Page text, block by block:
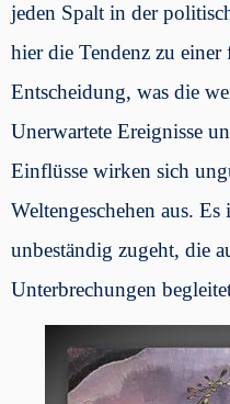
jeden Spalt in der
hier die Tendenz zu einer
Entscheidung, was die
Unerwartete Ereignisse
Einflüsse wirken sich
Weltengeschehen aus.
unbeständig zugeht, die
Unterbrechungen